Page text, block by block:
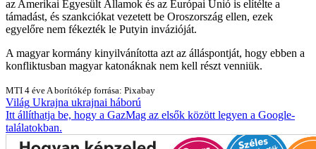
az Amerikai Egyesült Államok és az Európai Unió is elítélte a
támadást, és szankciókat vezetett be Oroszország ellen, ezek
egyelőre nem fékezték le Putyin invázióját.
A magyar kormány kinyilvánította azt az álláspontját, hogy ebben a
konfliktusban magyar katonáknak nem kell részt venniük.
MTI 4 éve A borítókép forrása: Pixabay
Világ Ukrajna ukrajnai háború
Itt állíthatja be, hogy a GazMag az elsők között legyen a Google-
találatokban.